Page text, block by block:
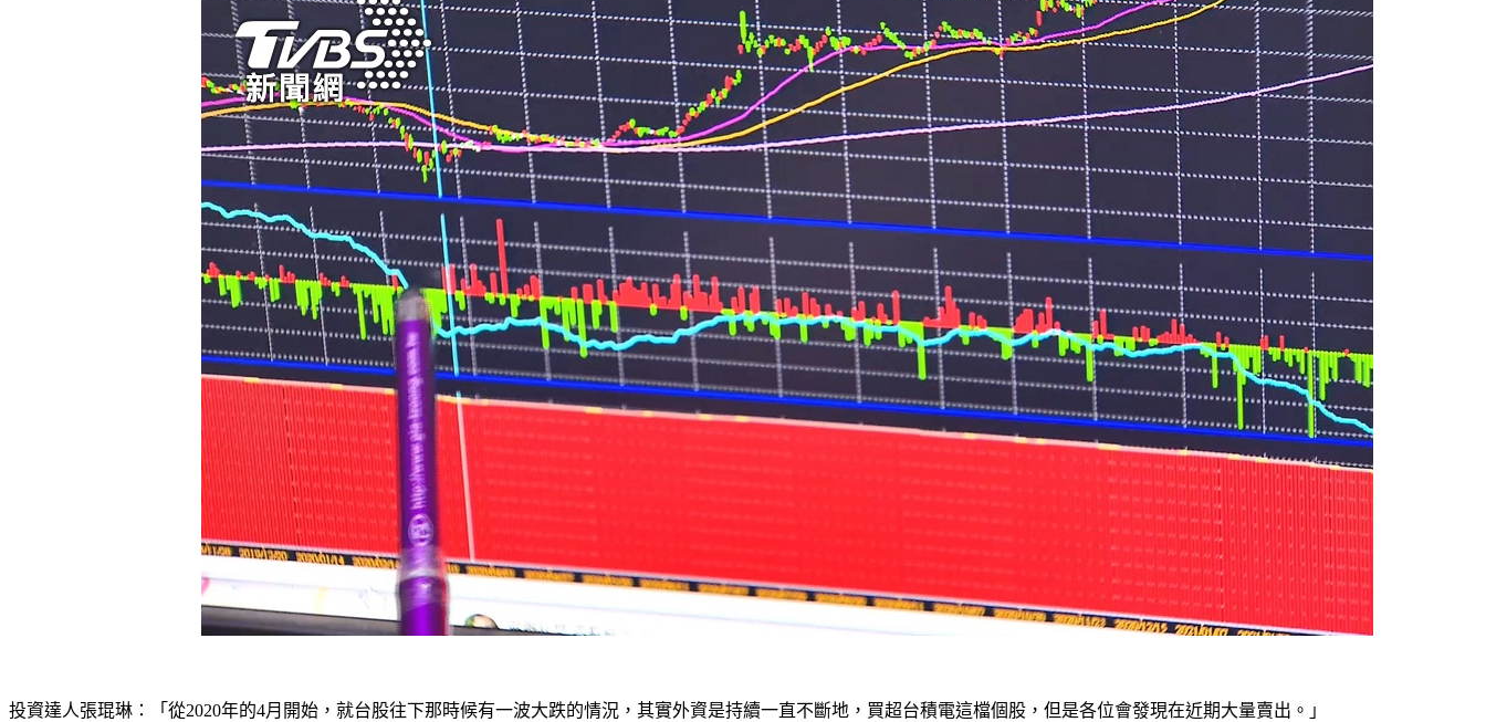
投資達人張琨琳：「從2020年的4月開始，就台股往下那時候有一波大跌的情況，其實外資是持續一直不斷地，買超台積電這檔個股，但是各位會發現在近期大量賣出。」